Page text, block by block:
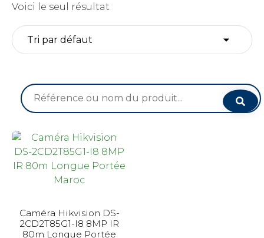
Voici le seul résultat
Recherche
pour :
Caméra Hikvision DS-
2CD2T85G1-I8 8MP IR
80m Longue Portée